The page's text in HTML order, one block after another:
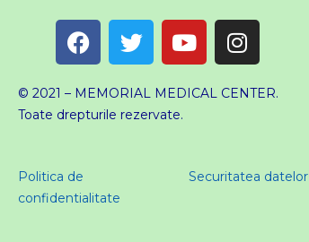
F
a
e
b
k
T
w
t
t
Y
o
t
e
I
n
t
a
© 2021 – MEMORIAL MEDICAL CENTER.
Toate drepturile rezervate.
Politica de
confidentialitate
Securitatea datelor